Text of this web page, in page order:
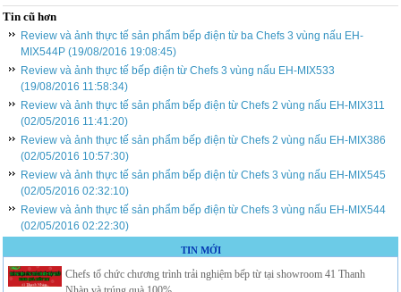
Tin cũ hơn
Review và ảnh thực tế sản phẩm bếp điện từ ba Chefs 3 vùng nấu EH-
MIX544P (19/08/2016 19:08:45)
Review và ảnh thực tế bếp điện từ Chefs 3 vùng nấu EH-MIX533
(19/08/2016 11:58:34)
Review và ảnh thực tế sản phẩm bếp điện từ Chefs 2 vùng nấu EH-MIX311
(02/05/2016 11:41:20)
Review và ảnh thực tế sản phẩm bếp điện từ Chefs 2 vùng nấu EH-MIX386
(02/05/2016 10:57:30)
Review và ảnh thực tế sản phẩm bếp điện từ Chefs 3 vùng nấu EH-MIX545
(02/05/2016 02:32:10)
Review và ảnh thực tế sản phẩm bếp điện từ Chefs 3 vùng nấu EH-MIX544
(02/05/2016 02:22:30)
TIN MỚI
Chefs tổ chức chương trình trải nghiệm bếp từ tại showroom 41 Thanh